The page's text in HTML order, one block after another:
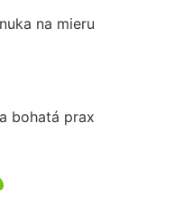
na mieru
bohatá prax